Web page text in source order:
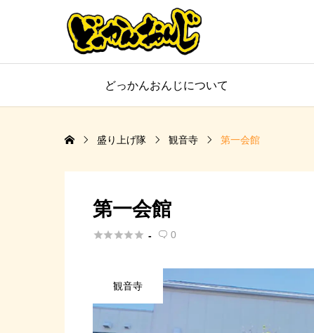
どっかんおんじについて
盛り上げ隊 観音寺 第一会館
第一会館
 -  0
観音寺